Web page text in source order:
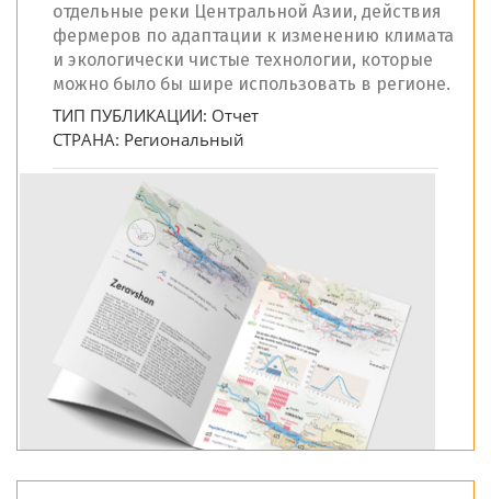
отдельные реки Центральной Азии, действия
фермеров по адаптации к изменению климата
и экологически чистые технологии, которые
можно было бы шире использовать в регионе.
ТИП ПУБЛИКАЦИИ: Отчет
СТРАНА: Региональный